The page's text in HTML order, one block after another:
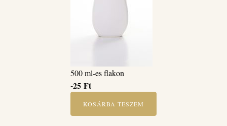
500 ml-es flakon
-25 Ft
KOSÁRBA TESZEM